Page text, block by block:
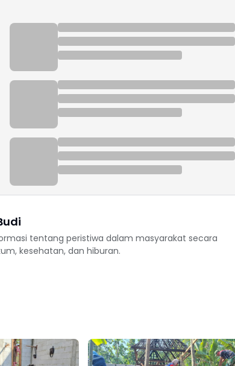
tentang peristiwa dalam masyarakat secara
kesehatan, dan hiburan.